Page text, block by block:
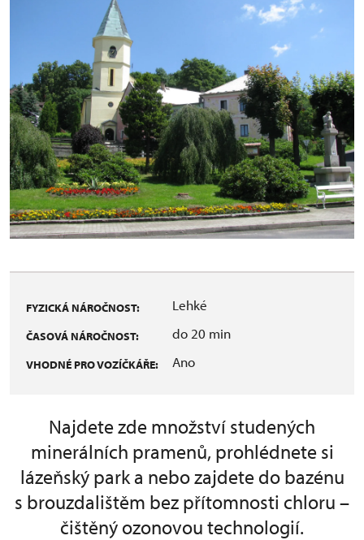
FYZICKÁ NÁROČNOST: Lehké
ČASOVÁ NÁROČNOST: do 20 min
VHODNÉ PRO VOZÍČKÁŘE: Ano
Najdete zde množství studených
minerálních pramenů, prohlédnete si
lázeňský park a nebo zajdete do bazénu
s brouzdalištěm bez přítomnosti chloru –
čištěný ozonovou technologií.